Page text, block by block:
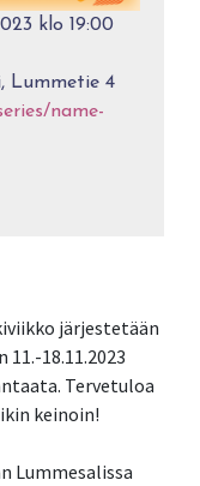
klo 19:00
Lummetie 4
name-
järjestetään
18.11.2023
Tervetuloa
keinoin!
Lummesalissa